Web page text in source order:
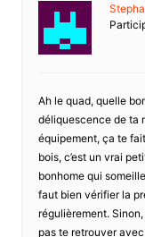
Ah le quad, quelle
déliquescence de ta
équipement, ça te
bois, c’est un vrai
bonhome qui
faut bien vérifier la
régulièrement.
pas te retrouver